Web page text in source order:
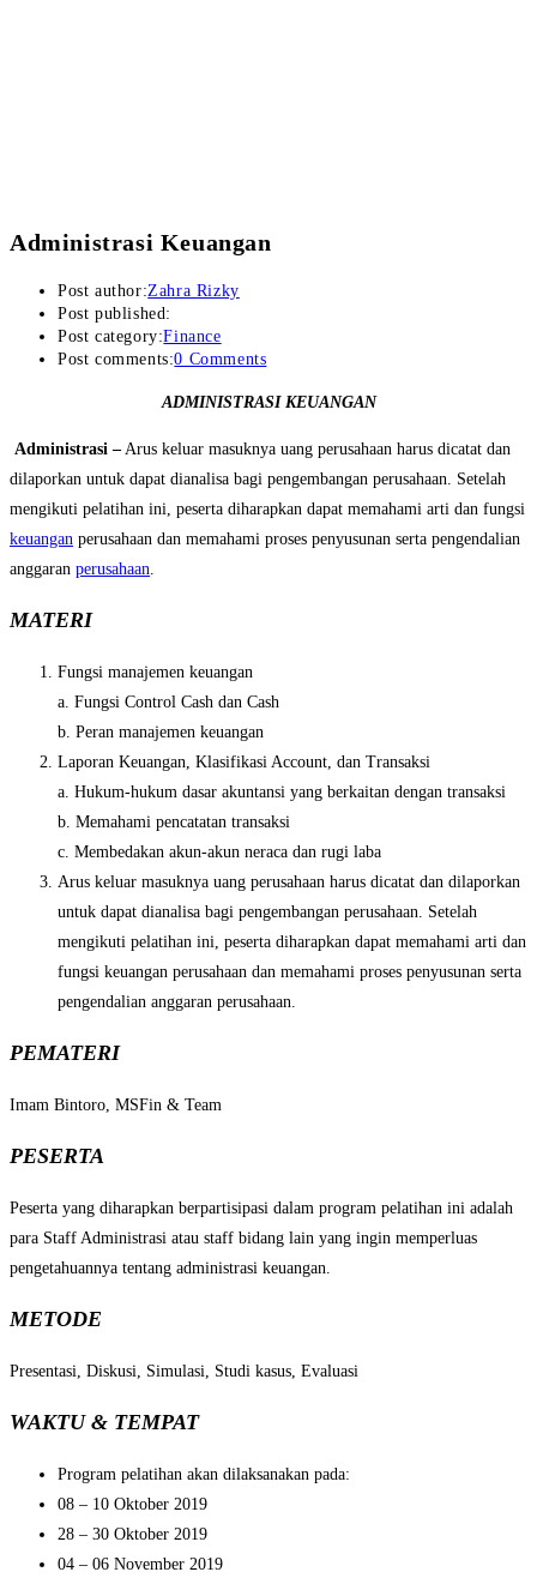
Administrasi Keuangan
Post author:Zahra Rizky
Post published:
Post category:Finance
Post comments:0 Comments
ADMINISTRASI KEUANGAN
Administrasi – Arus keluar masuknya uang perusahaan harus dicatat dan
dilaporkan untuk dapat dianalisa bagi pengembangan perusahaan. Setelah
mengikuti pelatihan ini, peserta diharapkan dapat memahami arti dan fungsi
keuangan perusahaan dan memahami proses penyusunan serta pengendalian
anggaran perusahaan.
MATERI
Fungsi manajemen keuangan
a. Fungsi Control Cash dan Cash
b. Peran manajemen keuangan
Laporan Keuangan, Klasifikasi Account, dan Transaksi
a. Hukum-hukum dasar akuntansi yang berkaitan dengan transaksi
b. Memahami pencatatan transaksi
c. Membedakan akun-akun neraca dan rugi laba
Arus keluar masuknya uang perusahaan harus dicatat dan dilaporkan
untuk dapat dianalisa bagi pengembangan perusahaan. Setelah
mengikuti pelatihan ini, peserta diharapkan dapat memahami arti dan
fungsi keuangan perusahaan dan memahami proses penyusunan serta
pengendalian anggaran perusahaan.
PEMATERI
Imam Bintoro, MSFin & Team
PESERTA
Peserta yang diharapkan berpartisipasi dalam program pelatihan ini adalah
para Staff Administrasi atau staff bidang lain yang ingin memperluas
pengetahuannya tentang administrasi keuangan.
METODE
Presentasi, Diskusi, Simulasi, Studi kasus, Evaluasi
WAKTU & TEMPAT
Program pelatihan akan dilaksanakan pada:
08 – 10 Oktober 2019
28 – 30 Oktober 2019
04 – 06 November 2019